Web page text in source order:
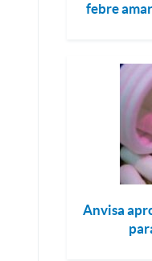
febre
Anvisa